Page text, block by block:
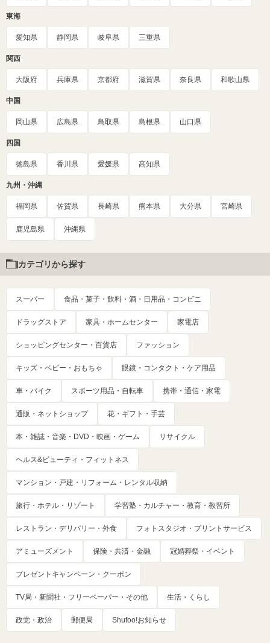
東海
愛知県 静岡県 岐阜県 三重県
関西
大阪府 兵庫県 京都府 滋賀県 奈良県 和歌山県
中国
岡山県 広島県 鳥取県 島根県 山口県
四国
徳島県 香川県 愛媛県 高知県
九州・沖縄
福岡県 佐賀県 長崎県 熊本県 大分県 宮崎県
鹿児島県 沖縄県
カテゴリから探す
スーパー 食品・菓子・飲料・酒・日用品・コンビニ
ドラッグストア 家具・ホームセンター 家電店
ショッピングセンター・百貨店 ファッション
キッズ・ベビー・おもちゃ 眼鏡・コンタクト・ケア用品
車・バイク スポーツ用品・自転車 携帯・通信・家電
通販・ネットショップ 花・ギフト・手芸
本・雑誌・音楽・DVD・映画・ゲーム リサイクル
ヘルス&ビューティ・フィットネス
マンション・戸建・リフォーム・レンタル収納
旅行・ホテル・リゾート 学習塾・カルチャー・教育・教習所
レストラン・デリバリー・外食 フォトスタジオ・プリントサービス
アミューズメント 保険・共済・金融 冠婚葬祭・イベント
プレゼントキャンペーン・クーポン
TV局・新聞社・フリーペーパー・その他 生活・くらし
政党・政治 郵便局 Shufoo!お知らせ